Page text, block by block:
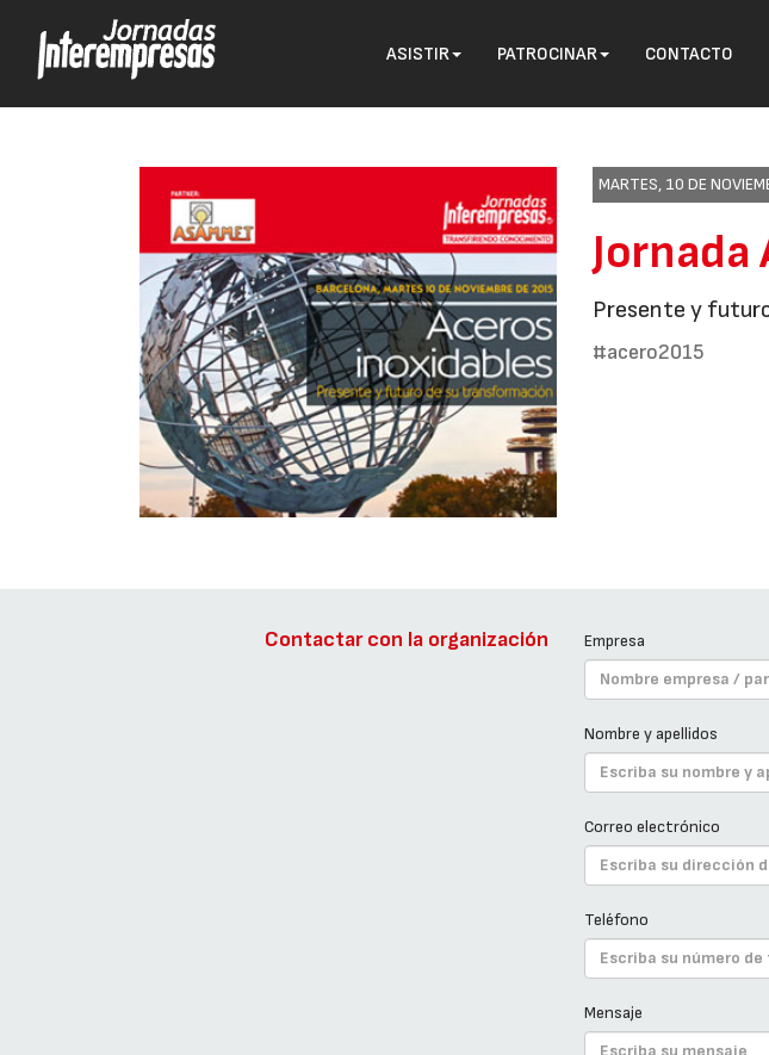
ASISTIR PATROCINAR CONTACTO
MARTES, 10 DE
Presente y
#acero2015
Contactar con la organización Empresa
Nombre y apellidos
Correo electrónico
Teléfono
Mensaje